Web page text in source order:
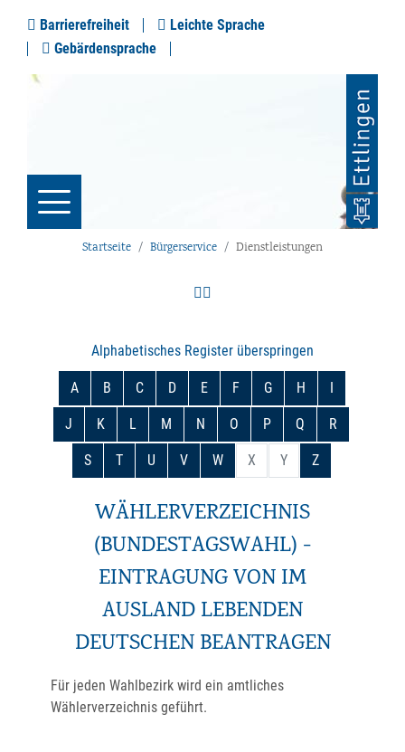
Barrierefreiheit
Leichte Sprache
Gebärdensprache
Startseite Bürgerservice Dienstleistungen
Alphabetisches Register überspringen
A B C D E F G H I
J K L M N O P Q R
S T U V W X Y Z
WÄHLERVERZEICHNIS
(BUNDESTAGSWAHL) -
EINTRAGUNG VON IM
AUSLAND LEBENDEN
DEUTSCHEN BEANTRAGEN
Für jeden Wahlbezirk wird ein amtliches
Wählerverzeichnis geführt.